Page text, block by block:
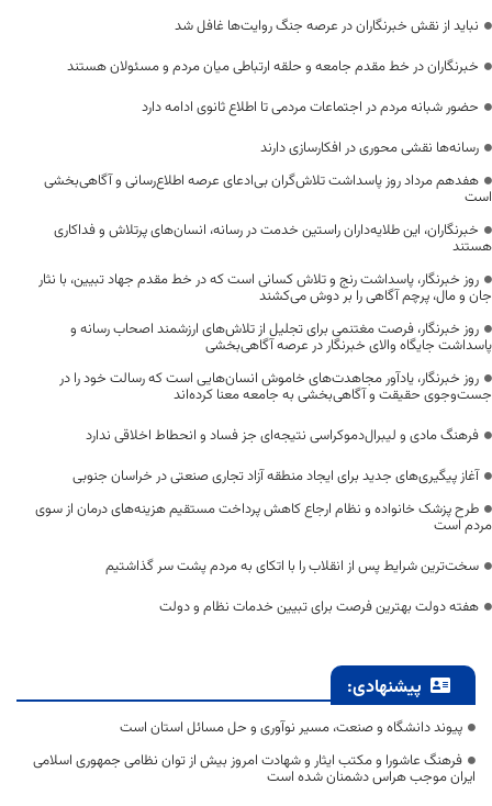
نباید از نقش خبرنگاران در عرصه جنگ روایت‌ها غافل شد
خبرنگاران در خط مقدم جامعه و حلقه ارتباطی میان مردم و مسئولان هستند
حضور شبانه مردم در اجتماعات مردمی تا اطلاع ثانوی ادامه دارد
رسانه‌ها نقشی محوری در افکارسازی دارند
هفدهم مرداد روز پاسداشت تلاش‌گران بی‌ادعای عرصه اطلاع‌رسانی و آگاهی‌بخشی
است
خبرنگاران، این طلایه‌داران راستین خدمت در رسانه، انسان‌های پرتلاش و فداکاری
هستند
روز خبرنگار، پاسداشت رنج و تلاش کسانی است که در خط مقدم جهاد تبیین، با نثار
جان و مال، پرچم آگاهی را بر دوش می‌کشند
روز خبرنگار، فرصت مغتنمی برای تجلیل از تلاش‌های ارزشمند اصحاب رسانه و
پاسداشت جایگاه والای خبرنگار در عرصه آگاهی‌بخشی
روز خبرنگار، یادآور مجاهدت‌های خاموش انسان‌هایی است که رسالت خود را در
جست‌وجوی حقیقت و آگاهی‌بخشی به جامعه معنا کرده‌اند
فرهنگ مادی و لیبرال‌دموکراسی نتیجه‌ای جز فساد و انحطاط اخلاقی ندارد
آغاز پیگیری‌های جدید برای ایجاد منطقه آزاد تجاری صنعتی در خراسان جنوبی
طرح پزشک خانواده و نظام ارجاع کاهش پرداخت مستقیم هزینه‌های درمان از سوی
مردم است
سخت‌ترین شرایط پس از انقلاب را با اتکای به مردم پشت سر گذاشتیم
هفته دولت بهترین فرصت برای تبیین خدمات نظام و دولت
پیشنهادی:
پیوند دانشگاه و صنعت، مسیر نوآوری و حل مسائل استان است
فرهنگ عاشورا و مکتب ایثار و شهادت امروز بیش از توان نظامی جمهوری اسلامی
ایران موجب هراس دشمنان شده است